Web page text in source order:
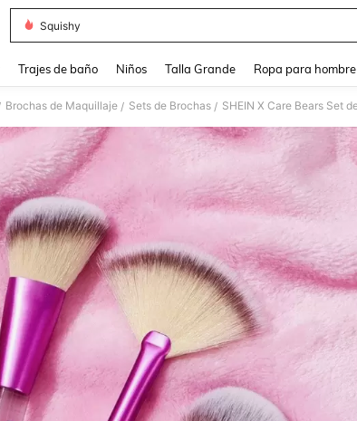
Squishy
Trajes de baño Niños Talla Grande Ropa para hombre
Brochas de Maquillaje / Sets de Brochas /